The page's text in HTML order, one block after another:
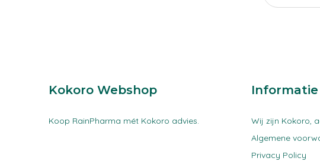
Kokoro Webshop
Koop RainPharma mét Kokoro advies.
Informatie
Wij zijn Kokoro,
Algemene
Privacy Policy